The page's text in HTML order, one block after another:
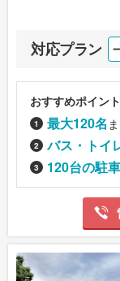
対応プラン
おすすめポイント
最大120名
バス・トイ
120台の駐